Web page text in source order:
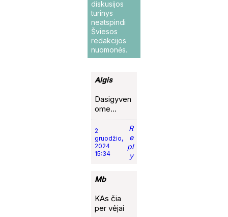
diskusijos
turinys
neatspindi
Šviesos
redakcijos
nuomonės.
Algis
Dasigyven
ome…
2
gruodžio,
2024
15:34
R
e
pl
y
Mb
KAs čia
per vėjai